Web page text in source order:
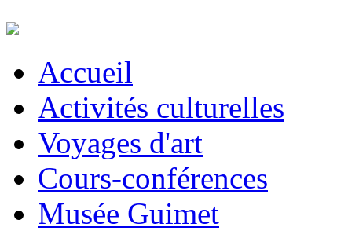
Accueil
Activités culturelles
Voyages d'art
Cours-conférences
Musée Guimet